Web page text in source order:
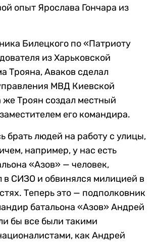
опыт Ярослава Гончара из
Билецкого по «Патриоту
из Харьковской
Трояна, Аваков сделал
МВД Киевской
же Троян создал местный
его командира.
брать людей на работу с улицы,
например, у нас есть
«Азов» — человек,
в СИЗО и обвинялся милицией в
Теперь это — подполковник
батальона «Азов» Андрей
бы все были такими
как Андрей